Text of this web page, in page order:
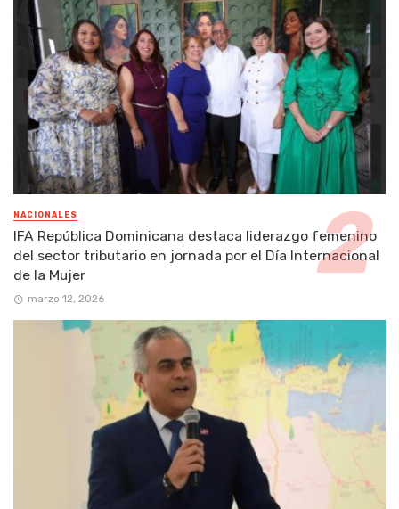
NACIONALES
IFA República Dominicana destaca liderazgo femenino
del sector tributario en jornada por el Día Internacional
de la Mujer
marzo 12, 2026